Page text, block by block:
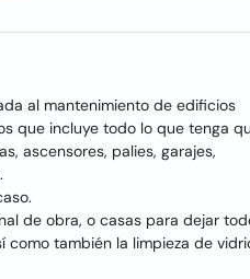
al mantenimiento de edificios
que incluye todo lo que tenga
ascensores, palies, garajes,
de obra, o casas para dejar
como también la limpieza de